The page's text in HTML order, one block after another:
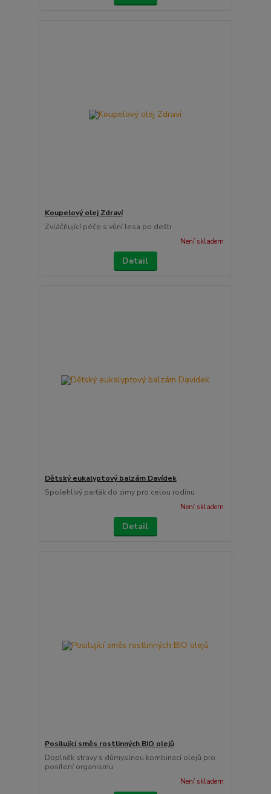
Koupelový olej Zdraví
Zvláčňující péče s vůní lesa po dešti
Není skladem
Detail
Dětský eukalyptový balzám Davídek
Spolehlivý parťák do zimy pro celou rodinu
Není skladem
Detail
Posilující směs rostlinných BIO olejů
Doplněk stravy s důmyslnou kombinací olejů pro
posílení organismu
Není skladem